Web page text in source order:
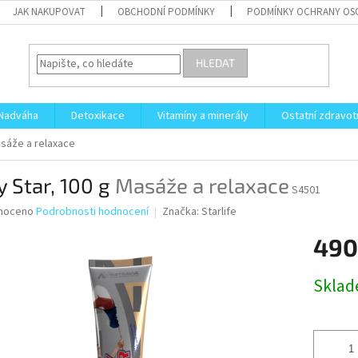
JAK NAKUPOVAT OBCHODNÍ PODMÍNKY PODMÍNKY OCHRANY
HLEDAT
Detoxikace Vitamíny a minerály Ostatní
a relaxace
Star, 100 g Masáže a relaxace S4501
Podrobnosti hodnocení Značka: Starlife
cena: